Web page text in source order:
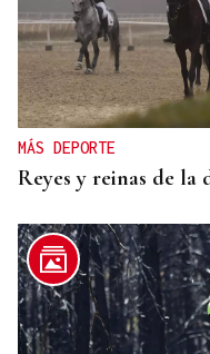
MÁS DEPORTE
Reyes y reinas de la